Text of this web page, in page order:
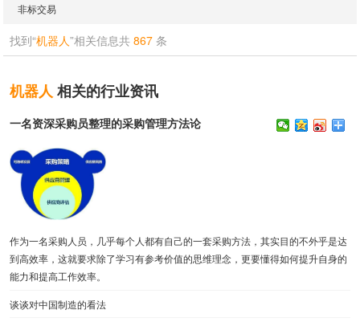
非标交易
找到“机器人”相关信息共 867 条
机器人 相关的行业资讯
一名资深采购员整理的采购管理方法论
作为一名采购人员，几乎每个人都有自己的一套采购方法，其实目的不外乎是达
到高效率，这就要求除了学习有参考价值的思维理念，更要懂得如何提升自身的
能力和提高工作效率。
谈谈对中国制造的看法